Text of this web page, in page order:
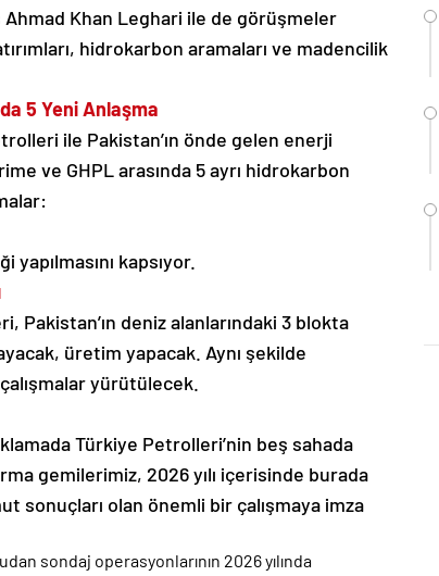
Khan Leghari ile de görüşmeler
hidrokarbon aramaları ve madencilik
5 Yeni Anlaşma
ile Pakistan’ın önde gelen enerji
ve GHPL arasında 5 ayrı hidrokarbon
kapsıyor.
deniz alanlarındaki 3 blokta
üretim yapacak. Aynı şekilde
yürütülecek.
Türkiye Petrolleri’nin beş sahada
gemilerimiz, 2026 yılı içerisinde burada
sonuçları olan önemli bir çalışmaya imza
sondaj operasyonlarının 2026 yılında